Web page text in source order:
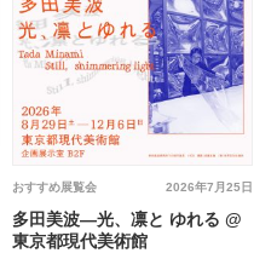
2026年7月25日
おすすめ展覧会
多田美波―光、凛と ゆれる @
東京都現代美術館